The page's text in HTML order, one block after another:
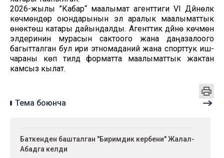
2026-жылы ”Кабар“ маалымат агенттиги VI Дүйнөлүк
көчмөндөр оюндарынын эл аралык маалыматтык
өнөктөшү катары дайындалды. Агенттик дүйнө көчмөн
элдеринин мурасын сактоого жана даңазалоого
багытталган бул ири этномаданий жана спорттук иш-
чараны көп тилдүү форматта маалыматтык жактан
камсыз кылат.
Тема боюнча
Баткенден башталган "Биримдик кербени" Жалал-
Абадга келди